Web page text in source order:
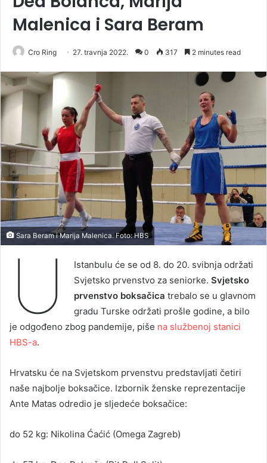
Malenica i Sara Beram
Cro Ring 27. travnja 2022. 0 317 2 minutes read
Sara Beram i Marija Malenica. Foto: HBS
U
Istanbulu će se od 8. do 20. svibnja održati
Svjetsko prvenstvo za seniorke. Svjetsko
prvenstvo boksačica trebalo se u glavnom
gradu Turske održati prošle godine, a bilo
je odgođeno zbog pandemije, piše na službenoj stanici
HBS-a.
Hrvatsku će na Svjetskom prvenstvu predstavljati četiri
naše najbolje boksačice. Izbornik ženske reprezentacije
Ante Matas odredio je sljedeće boksačice:
do 52 kg: Nikolina Ćaćić (Omega Zagreb)